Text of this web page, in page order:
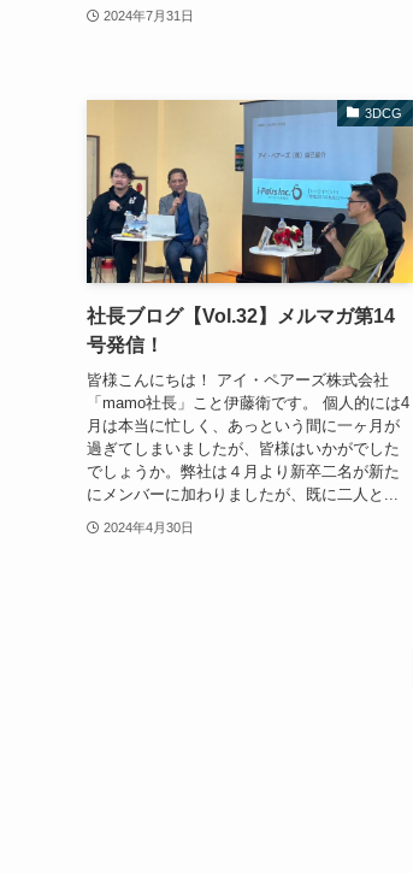
2024年7月31日
3DCG
社長ブログ【Vol.32】メルマガ第14
号発信！
皆様こんにちは！ アイ・ペアーズ株式会社
「mamo社長」こと伊藤衛です。 個人的には4
月は本当に忙しく、あっという間に一ヶ月が
過ぎてしまいましたが、皆様はいかがでした
でしょうか。弊社は４月より新卒二名が新た
にメンバーに加わりましたが、既に二人と...
2024年4月30日